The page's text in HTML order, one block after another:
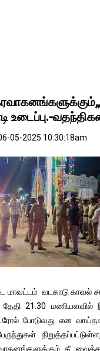
உடைப்பு.-
05-2025 10:30:18am
மாவட்டம் வடகாடு காவல்
தேதி 21.30 மணியளவில்
போடுவது என
தீ